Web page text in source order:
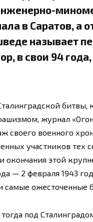
в Саратов, а
называет
в свои 94
журнал
своего военного
участников
окончания этой
— 2 февраля 1943
самые ожесточенные
тогда под